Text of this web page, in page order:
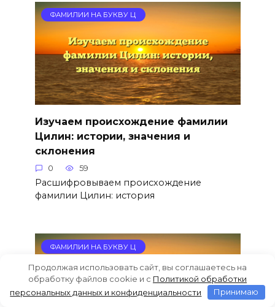
ФАМИЛИИ НА БУКВУ Ц
Изучаем происхождение фамилии
Цилин: истории, значения и
склонения
0 59
Расшифровываем происхождение
фамилии Цилин: история
ФАМИЛИИ НА БУКВУ Ц
Продолжая использовать сайт, вы соглашаетесь на
обработку файлов cookie и c Политикой обработки
персональных данных и конфиденциальности
Принимаю